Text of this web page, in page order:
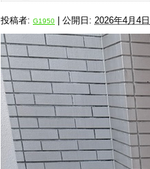
投稿者: G1950 公開日: 2026年4月4日